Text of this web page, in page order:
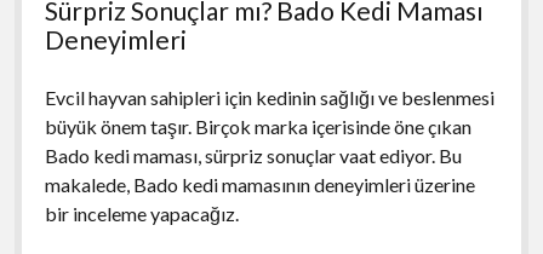
Sürpriz Sonuçlar mı? Bado Kedi Maması
Deneyimleri
Evcil hayvan sahipleri için kedinin sağlığı ve beslenmesi
büyük önem taşır. Birçok marka içerisinde öne çıkan
Bado kedi maması, sürpriz sonuçlar vaat ediyor. Bu
makalede, Bado kedi mamasının deneyimleri üzerine
bir inceleme yapacağız.